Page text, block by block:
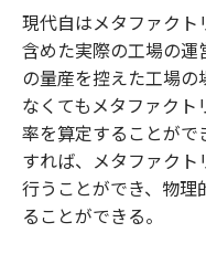
現代自はメタファクト
含めた実際の工場の
の量産を控えた工場
なくてもメタファク
率を算定することが
すれば、メタファク
行うことができ、物理
ることができる。